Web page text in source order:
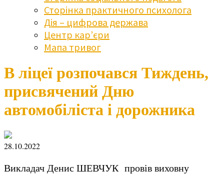
Сторінка практичного психолога
Дія – цифрова держава
Центр кар’єри
Мапа тривог
В ліцеї розпочався Тиждень,
присвячений Дню
автомобіліста і дорожника
28.10.2022
Викладач Денис ШЕВЧУК провів виховну